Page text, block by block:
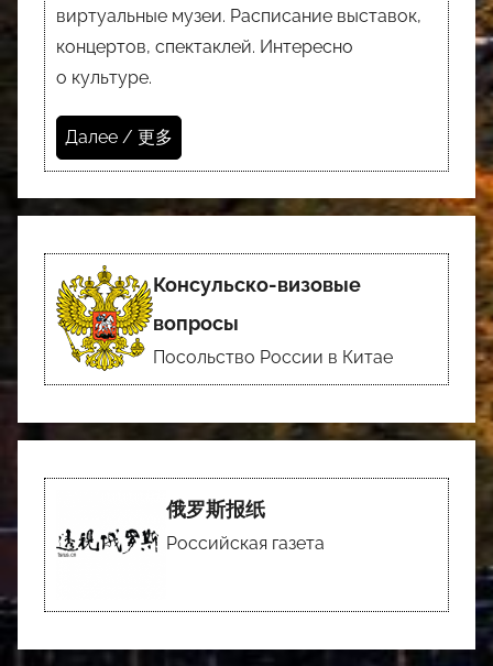
виртуальные музеи. Расписание выставок,
концертов, спектаклей. Интересно
о культуре.
Далее / 更多
Консульско-визовые
вопросы
Посольство России в Китае
俄罗斯报纸
Российская газета